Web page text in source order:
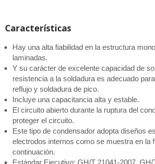
Características
Hay una alta fiabilidad en la estructura
laminadas.
Y su carácter de excelente capacidad de
resistencia a la soldadura es adecuado
reflujo y soldadura de pico.
Incluye una capacitancia alta y estable.
El circuito abierto durante la ruptura del
proteger el circuito.
Este tipo de condensador adopta diseños
electrodos internos como se muestra en la
continuación.
Estándar Ejecutivo: GH/T 21041-2007, GH/